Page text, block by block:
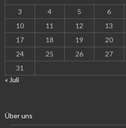
3
4 5 6
10
11 12 13
17
18 19 20
24
25 26 27
31
« Juli
Über uns